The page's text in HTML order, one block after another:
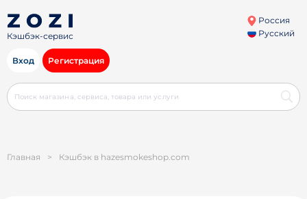
Кэшбэк-сервис
Россия
Русский
Вход Регистрация
Главная > Кэшбэк в hazesmokeshop.com